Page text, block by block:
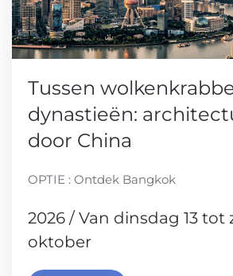
Tussen
dynastieën:
door China
OPTIE : Ontdek Bangkok
2026 / Van dinsdag 13 tot
oktober